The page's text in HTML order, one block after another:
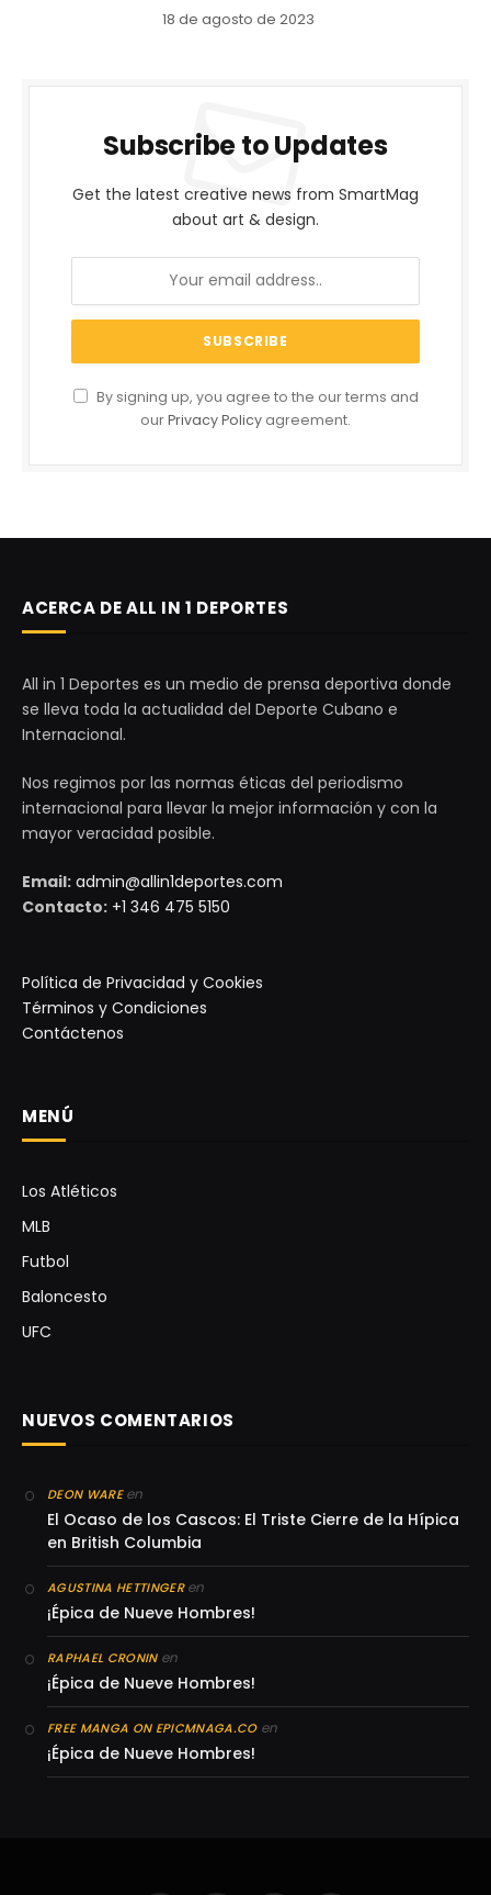
18 de agosto de 2023
Subscribe to Updates
Get the latest creative news from SmartMag
about art & design.
By signing up, you agree to the our terms and
ourPrivacy Policy agreement.
ACERCA DE ALL IN 1 DEPORTES
All in 1 Deportes es un medio de prensa deportiva donde
se lleva toda la actualidad del Deporte Cubano e
Internacional.
Nos regimos por las normas éticas del periodismo
internacional para llevar la mejor información y con la
mayor veracidad posible.
Email: admin@allin1deportes.com
Contacto: +1 346 475 5150
Política de Privacidad y Cookies
Términos y Condiciones
Contáctenos
MENÚ
Los Atléticos
MLB
Futbol
Baloncesto
UFC
NUEVOS COMENTARIOS
DEON WAREen
El Ocaso de los Cascos: El Triste Cierre de la Hípica
en British Columbia
AGUSTINA HETTINGERen
¡Épica de Nueve Hombres!
RAPHAEL CRONINen
¡Épica de Nueve Hombres!
FREE MANGA ON EPICMNAGA.COen
¡Épica de Nueve Hombres!